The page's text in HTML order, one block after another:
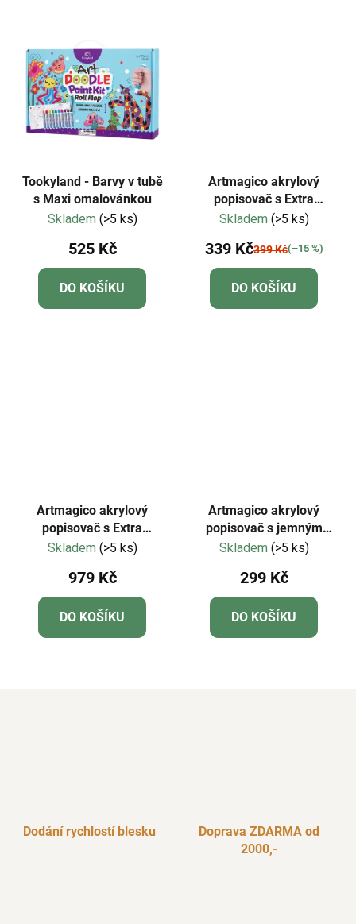
Tookyland - Barvy v tubě
s Maxi omalovánkou
Skladem (>5 ks)
525 Kč
DO KOŠÍKU
Artmagico akrylový
popisovač s Extra
jemným hrotem
Skladem (>5 ks)
339 Kč399 Kč(–15 %)
DO KOŠÍKU
Artmagico akrylový
popisovač s Extra
jemným hrotem (0,7 mm)
Skladem (>5 ks)
979 Kč
DO KOŠÍKU
Artmagico akrylový
popisovač s jemným
hrotem (1 mm) 12 ks |
Skladem (>5 ks)
299 Kč
DO KOŠÍKU
Dodání rychlostí blesku
Doprava ZDARMA od
2000,-